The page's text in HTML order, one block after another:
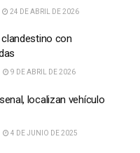
24 DE ABRIL DE 2026
con
9 DE ABRIL DE 2026
localizan vehículo
4 DE JUNIO DE 2025